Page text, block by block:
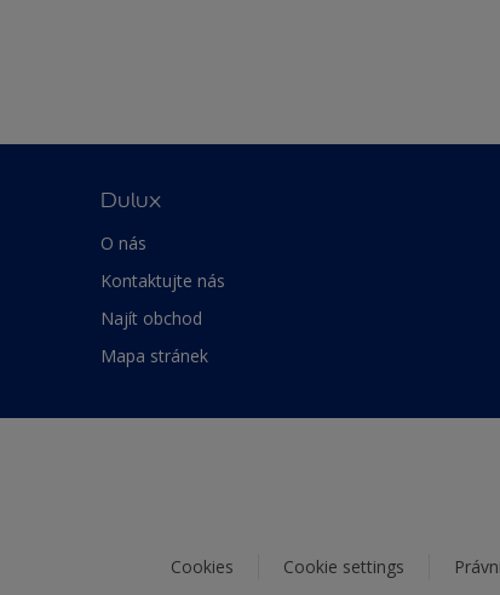
Dulux
O nás
Kontaktujte nás
Najít obchod
Mapa stránek
Cookies Cookie settings